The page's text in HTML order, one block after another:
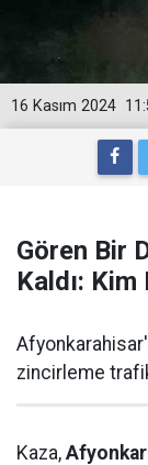
16 Kasım 2024
Gören Bir
Kaldı: Kim
zincirleme
Kaza,